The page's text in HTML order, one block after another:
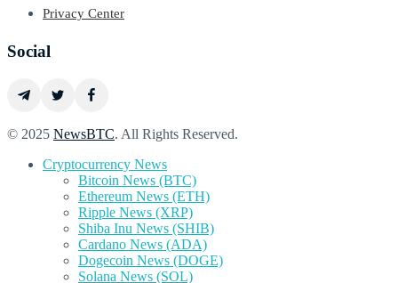
Privacy Center
Social
© 2025 NewsBTC. All Rights Reserved.
Cryptocurrency News
Bitcoin News (BTC)
Ethereum News (ETH)
Ripple News (XRP)
Shiba Inu News (SHIB)
Cardano News (ADA)
Dogecoin News (DOGE)
Solana News (SOL)